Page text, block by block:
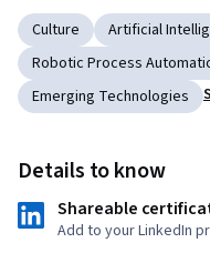
Culture Artificial
Robotic Process
Emerging Technologies
Details to know
Shareable
Add to your LinkedIn